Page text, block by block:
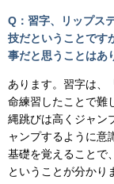
Q：習字、リップス
技だということです
事だと思うことはあ
あります。習字は、
命練習したことで難
縄跳びは高くジャン
ャンプするように意
基礎を覚えることで
ということが分かり